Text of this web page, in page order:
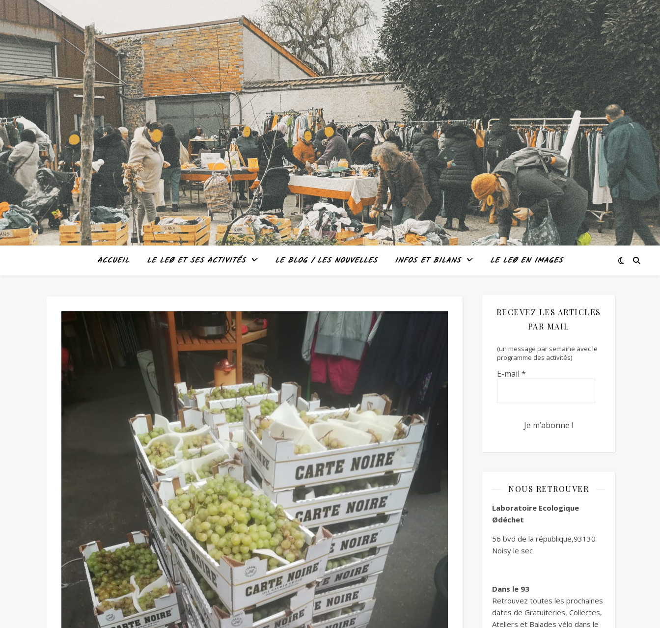
ACCUEIL LE LEØ ET SES ACTIVITÉS LE BLOG / LES NOUVELLES INFOS ET BILANS LE LEØ EN IMAGES
RECEVEZ LES ARTICLES
PAR MAIL
(un message par semaine avec le
programme des activités)
E-mail *
NOUS RETROUVER
Laboratoire Ecologique
Ødéchet
56 bvd de la république,93130
Noisy le sec
Dans le 93
Retrouvez toutes les prochaines
dates de Gratuiteries, Collectes,
Ateliers et Balades vélo dans le